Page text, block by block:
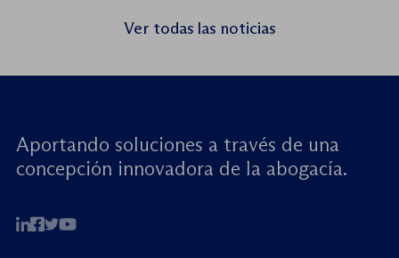
seminario web internacional «Trata de
menores: reforzando la rendición de
Ver todas las noticias
Aportando soluciones a través de una
concepción innovadora de la abogacía.